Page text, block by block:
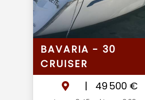
BAVARIA - 30
CRUISER
|
49 500 €